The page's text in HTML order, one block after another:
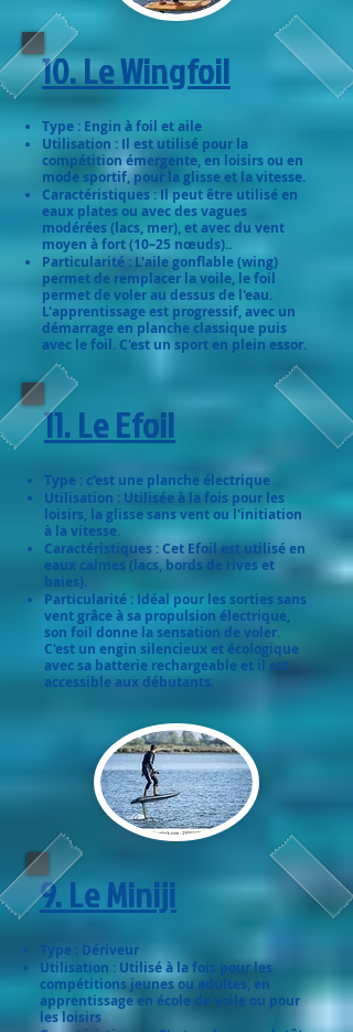
10. Le Wingfoil
Type : Engin à foil et aile
Utilisation : Il est utilisé pour la
compétition émergente, en loisirs ou en
mode sportif, pour la glisse et la vitesse.
Caractéristiques : Il peut être utilisé en
eaux plates ou avec des vagues
modérées (lacs, mer), et avec du vent
moyen à fort (10–25 nœuds)..
Particularité : L'aile gonflable (wing)
permet de remplacer la voile, le foil
permet de voler au dessus de l'eau.
L'apprentissage est progressif, avec un
démarrage en planche classique puis
avec le foil. C'est un sport en plein essor.
​11. Le Efoil
Type : c'est une planche électrique
Utilisation : Utilisée à la fois pour les
loisirs, la glisse sans vent ou l'initiation
à la vitesse.
Caractéristiques : Cet Efoil est utilisé en
eaux calmes (lacs, bords de rives et
baies).
Particularité : Idéal pour les sorties sans
vent grâce à sa propulsion électrique,
son foil donne la sensation de voler.
C'est un engin silencieux et écologique
avec sa batterie rechargeable et il est
accessible aux débutants.
9. Le Miniji
Type : Dériveur
Utilisation : Utilisé à la fois pour les
compétitions jeunes ou adultes, en
apprentissage en école de voile ou pour
les loisirs